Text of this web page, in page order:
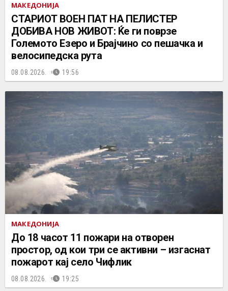
МАКЕДОНИЈА
СТАРИОТ ВОЕН ПАТ НА ПЕЛИСТЕР
ДОБИВА НОВ ЖИВОТ: Ќе ги поврзе
Големото Езеро и Брајчино со пешачка и
велосипедска рута
08.08.2026. 19:56
МАКЕДОНИЈА
До 18 часот 11 пожари на отворен
простор, од кои три се активни – изгаснат
пожарот кај село Чифлик
08.08.2026. 19:25